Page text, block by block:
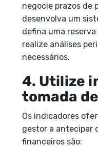
negocie prazos de
desenvolva um
defina uma
realize análises
necessários.
4. Utilize
tomada
Os indicadores
gestor a antecipar
financeiros são: